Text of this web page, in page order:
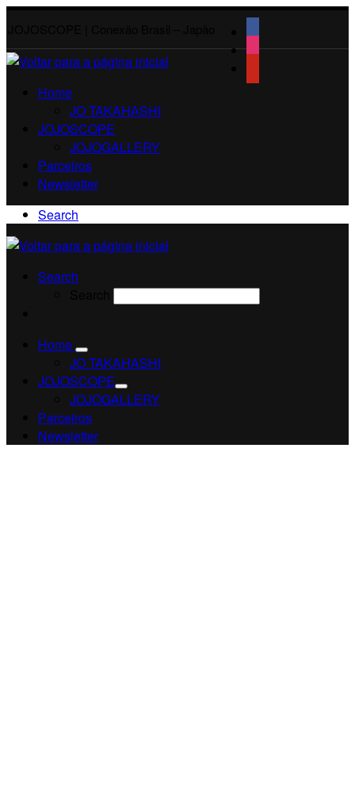
Home
JO TAKAHASHI
JOJOSCOPE
JOJOGALLERY
Parceiros
Newsletter
Search
Search
Home
JO TAKAHASHI
JOJOSCOPE
JOJOGALLERY
Parceiros
Newsletter